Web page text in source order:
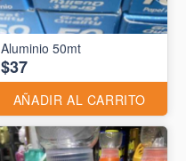
Aluminio 50mt
$37
AÑADIR AL CARRITO